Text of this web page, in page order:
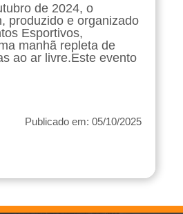
de 2024, o
produzido e organizado
Esportivos,
manhã repleta de
ao ar livre.Este evento
Publicado em: 05/10/2025